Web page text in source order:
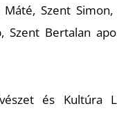
Máté, Szent
Szent Bertalan
és Kultúra